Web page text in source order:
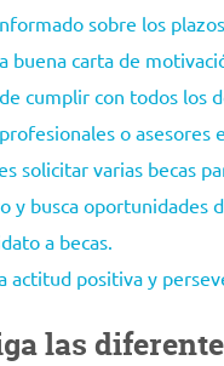
sobre los
buena carta de
cumplir con todos los
o
solicitar varias becas
y busca
a becas.
actitud positiva y
las